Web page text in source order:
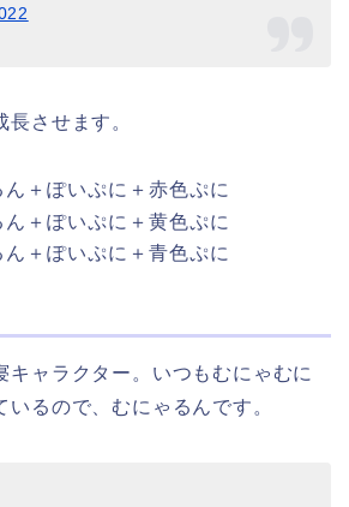
させます。
＋ぽいぷに＋赤色ぷに
＋ぽいぷに＋黄色ぷに
＋ぽいぷに＋青色ぷに
キャラクター。いつもむにゃむに
いるので、むにゃるんです。